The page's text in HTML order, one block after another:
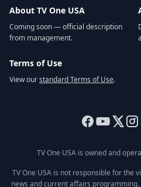
About TV One USA
Coming soon — official description
from management.
Terms of Use
View ourstandard Terms of Use.
TV One USA is owned and
TV One USA is not responsible for the
news and current affairs